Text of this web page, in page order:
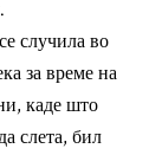
случила во
за време на
каде што
слета, бил